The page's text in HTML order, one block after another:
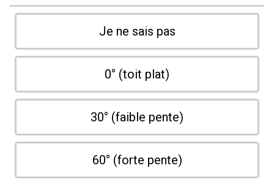
Je ne sais pas
0° (toit plat)
30° (faible pente)
60° (forte pente)